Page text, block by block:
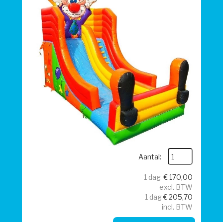
Aantal:
1 dag € 170,00
excl. BTW
1 dag€ 205,70
incl. BTW